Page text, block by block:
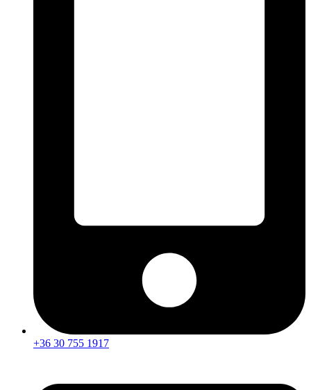
+36 30 755 1917